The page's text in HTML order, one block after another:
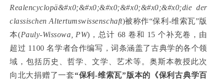
Realencyclopä&#x0;&#x0;&#x0;&#x0;&#x0;&#x0;die der
classischen Altertumswissenschaft)被称作“保利-维索瓦”版
本(Pauly-Wissowa, PW)，总计 68 卷和 15 个补充卷，由
超过 1100 名学者合作编写，词条涵盖了古典学的各个领
域，包括历史、哲学、文学、艺术等。奥斯本教授此次
向北大捐赠了一套“保利-维索瓦”版本的《保利古典学百